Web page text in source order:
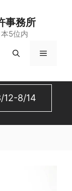
事務所
5位内
メ
12-8/14